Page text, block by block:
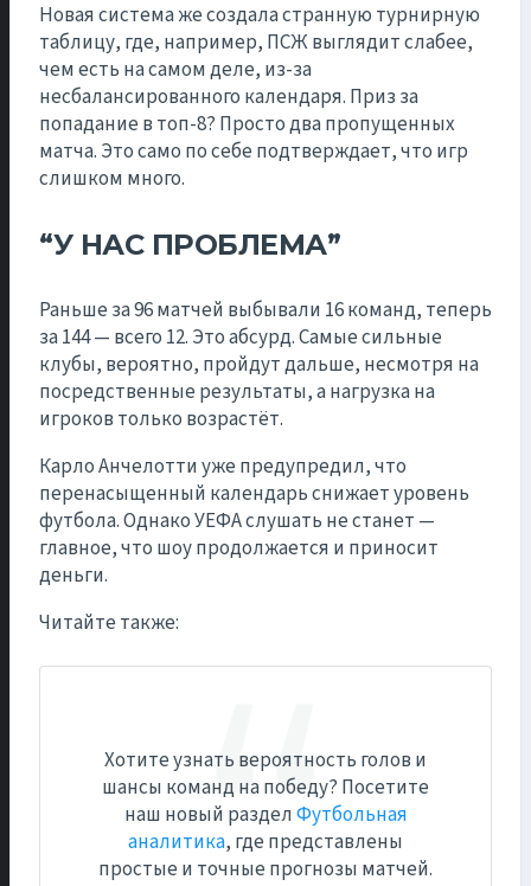
Новая система же создала странную турнирную
таблицу, где, например, ПСЖ выглядит слабее,
чем есть на самом деле, из-за
несбалансированного календаря. Приз за
попадание в топ-8? Просто два пропущенных
матча. Это само по себе подтверждает, что игр
слишком много.
“У НАС ПРОБЛЕМА”
Раньше за 96 матчей выбывали 16 команд, теперь
за 144 — всего 12. Это абсурд. Самые сильные
клубы, вероятно, пройдут дальше, несмотря на
посредственные результаты, а нагрузка на
игроков только возрастёт.
Карло Анчелотти уже предупредил, что
перенасыщенный календарь снижает уровень
футбола. Однако УЕФА слушать не станет —
главное, что шоу продолжается и приносит
деньги.
Читайте также:
Хотите узнать вероятность голов и
шансы команд на победу? Посетите
наш новый разделФутбольная
аналитика, где представлены
простые и точные прогнозы матчей.